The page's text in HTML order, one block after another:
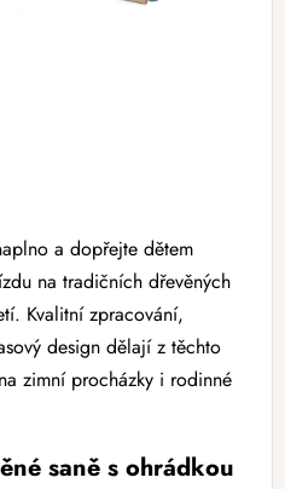
a dopřejte dětem
na tradičních dřevěných
Kvalitní zpracování,
design dělají z těchto
zimní procházky i rodinné
saně s ohrádkou